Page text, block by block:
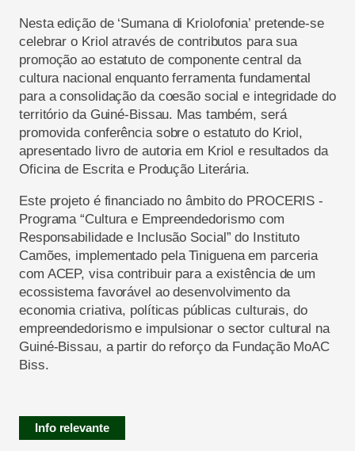
Nesta edição de ‘Sumana di Kriolofonia’ pretende-se
celebrar o Kriol através de contributos para sua
promoção ao estatuto de componente central da
cultura nacional enquanto ferramenta fundamental
para a consolidação da coesão social e integridade do
território da Guiné-Bissau. Mas também, será
promovida conferência sobre o estatuto do Kriol,
apresentado livro de autoria em Kriol e resultados da
Oficina de Escrita e Produção Literária.
Este projeto é financiado no âmbito do PROCERIS -
Programa “Cultura e Empreendedorismo com
Responsabilidade e Inclusão Social” do Instituto
Camões, implementado pela Tiniguena em parceria
com ACEP, visa contribuir para a existência de um
ecossistema favorável ao desenvolvimento da
economia criativa, políticas públicas culturais, do
empreendedorismo e impulsionar o sector cultural na
Guiné-Bissau, a partir do reforço da Fundação MoAC
Biss.
Info relevante